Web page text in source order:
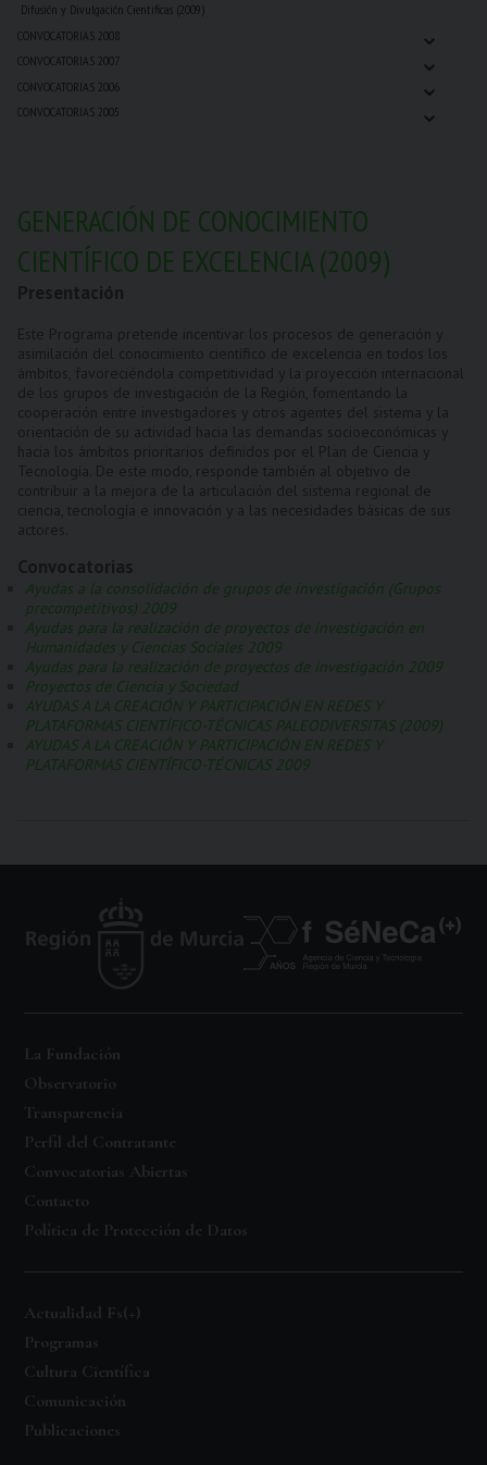
Difusión y Divulgación Cientificas (2009)
CONVOCATORIAS 2008
⌄
CONVOCATORIAS 2007 ⌄
CONVOCATORIAS 2006 ⌄
CONVOCATORIAS 2005 ⌄
GENERACIÓN DE CONOCIMIENTO
CIENTÍFICO DE EXCELENCIA (2009)
Ayudas a la consolidación de grupos de investigación (Grupos
precompetitivos) 2009
Ayudas para la realización de proyectos de investigación en
Humanidades y Ciencias Sociales 2009
Ayudas para la realización de proyectos de investigación 2009
Proyectos de Ciencia y Sociedad
AYUDAS A LA CREACIÓN Y PARTICIPACIÓN EN REDES Y
PLATAFORMAS CIENTÍFICO-TÉCNICAS PALEODIVERSITAS (2009)
AYUDAS A LA CREACIÓN Y PARTICIPACIÓN EN REDES Y
PLATAFORMAS CIENTÍFICO-TÉCNICAS 2009
La Fundación
Observatorio
Transparencia
Perfil del Contratante
Convocatorias Abiertas
Contacto
Política de Protección de Datos
Actualidad Fs(+)
Programas
Cultura Científica
Comunicación
Publicaciones